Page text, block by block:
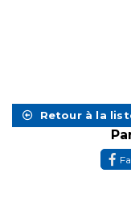
Retour à la